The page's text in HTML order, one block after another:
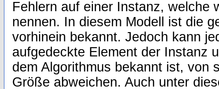
Fehlern auf einer Instanz, welche
nennen. In diesem Modell ist die
vorhinein bekannt. Jedoch kann
aufgedeckte Element der Instanz
dem Algorithmus bekannt ist, von
Größe abweichen. Auch unter